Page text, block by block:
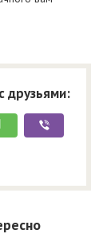
друзьями: